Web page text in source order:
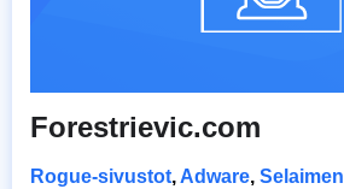
Forestrievic.com
Rogue-sivustot, Adware,